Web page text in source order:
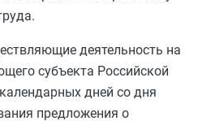
деятельность на
субъекта Российской
дней со дня
предложения о